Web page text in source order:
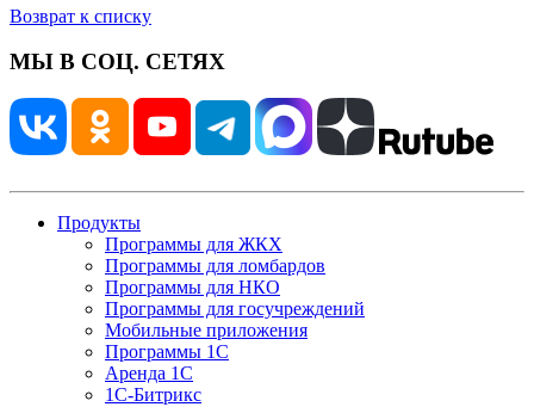
Возврат к списку
МЫ В СОЦ. СЕТЯХ
Продукты
Программы для ЖКХ
Программы для ломбардов
Программы для НКО
Программы для госучреждений
Мобильные приложения
Программы 1С
Аренда 1С
1С-Битрикс